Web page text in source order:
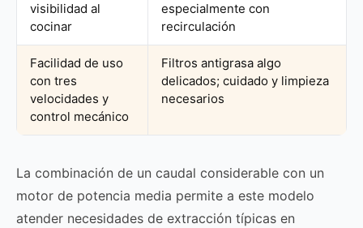
visibilidad al
cocinar
especialmente con
recirculación
Facilidad de uso
con tres
velocidades y
control mecánico
Filtros antigrasa algo
delicados; cuidado y limpieza
necesarios
La combinación de un caudal considerable con un
motor de potencia media permite a este modelo
atender necesidades de extracción típicas en